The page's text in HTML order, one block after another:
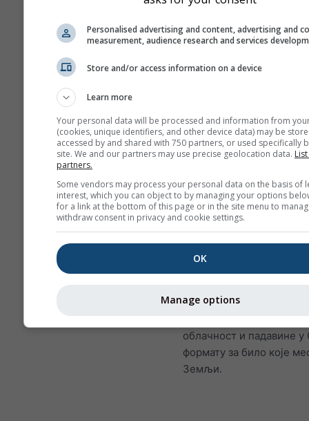
приказује податке
дневни агрегати за
више од 6 месеци
месечни агрегати.
Нудимо и сирове
нас за више
(
Часовни историјски
времену од 1940.
Преузмите променљиве
облачност и падавине у
формату за било које
Земљи.
Personalised advertising and content, advertising and
measurement, audience research and services
Store and/or access information on a device
Learn more
Your personal data will be processed and information from
(cookies, unique identifiers, and other device data) may be
accessed by and shared with 750 partners, or used specifically
site. We and our partners may use precise geolocation data.
partners.
Some vendors may process your personal data on the basis of
interest, which you can object to by managing your options
for a link at the bottom of this page or in the site menu to
withdraw consent in privacy and cookie settings.
OK
Manage options